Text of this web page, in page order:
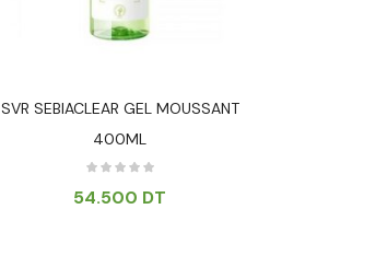
SVR SEBIACLEAR GEL MOUSSANT
400ML
54.500 DT